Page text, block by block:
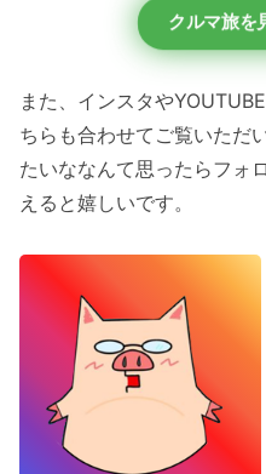
クルマ旅を
また、インスタや
ちらも合わせてご覧いただ
たいななんて思ったらフォ
えると嬉しいです。